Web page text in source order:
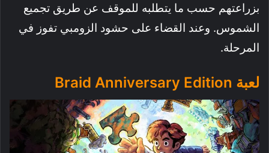
بزراعتهم حسب ما يتطلبه للموقف عن طريق تجميع
الشموس. وعند القضاء على حشود الزومبي تفوز في
المرحلة.
لعبة Braid Anniversary Edition